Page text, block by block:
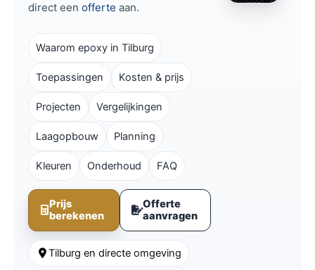
direct een offerte aan.
Waarom epoxy in Tilburg
Toepassingen Kosten & prijs
Projecten Vergelijkingen
Laagopbouw Planning
Kleuren Onderhoud FAQ
Prijs
berekenen
Offerte
aanvragen
Tilburg en directe omgeving